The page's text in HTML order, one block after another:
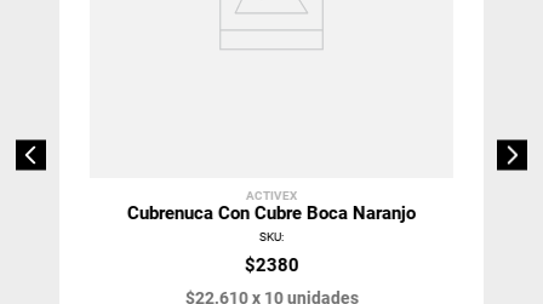
ACTIVEX
Cubrenuca Con Cubre Boca Naranjo
SKU:
$2380
$22.610x 10unidades